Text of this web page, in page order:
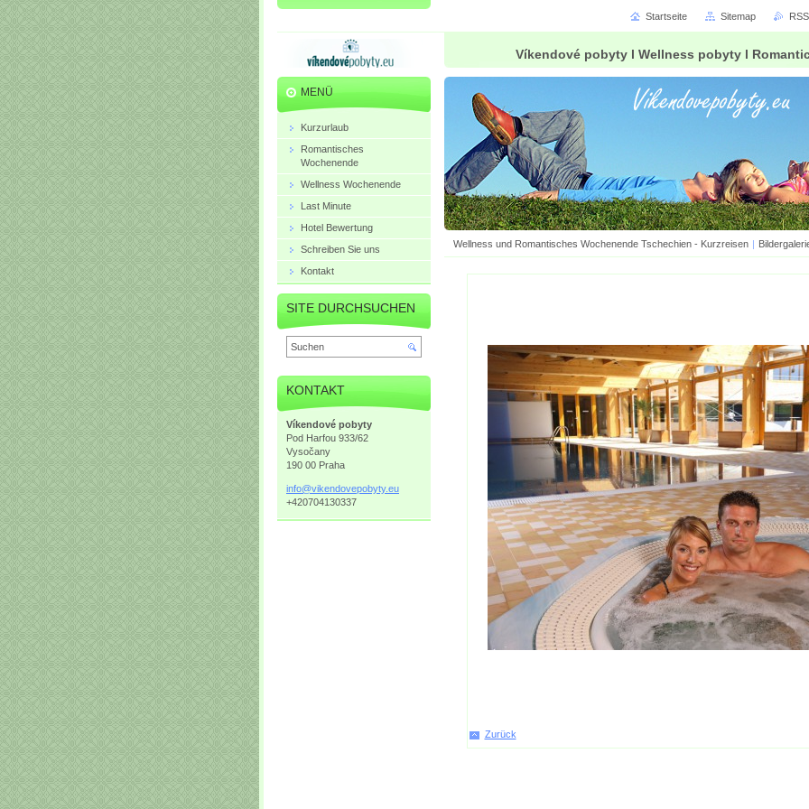
Víkendové pobyty l Wellness pobyty l
Wellness und Romantisches Wochenende Tschechien - Kurzreisen |
Zurück
MENÜ
Kurzurlaub
Romantisches
Wochenende
Wellness Wochenende
Last Minute
Hotel Bewertung
Schreiben Sie uns
Kontakt
SITE DURCHSUCHEN
KONTAKT
Víkendové pobyty
Pod Harfou 933/62
Vysočany
190 00 Praha
info@vikendovepobyty.eu
+420704130337
Startseite Sitemap RSS